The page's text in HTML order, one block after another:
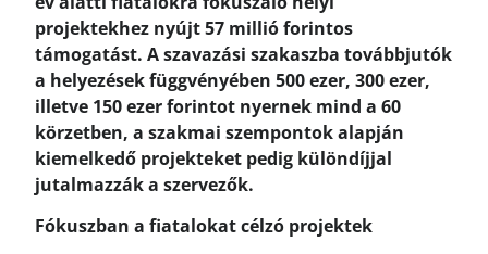
projektekhez nyújt 57 millió forintos
támogatást. A szavazási szakaszba továbbjutók
a helyezések függvényében 500 ezer, 300 ezer,
illetve 150 ezer forintot nyernek mind a 60
körzetben, a szakmai szempontok alapján
kiemelkedő projekteket pedig különdíjjal
jutalmazzák a szervezők.
Fókuszban a fiatalokat célzó projektek